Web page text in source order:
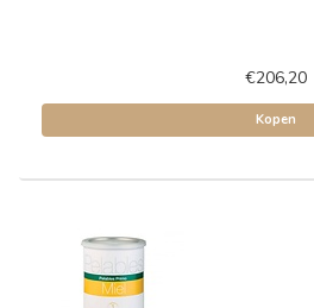
€206,20
Kopen